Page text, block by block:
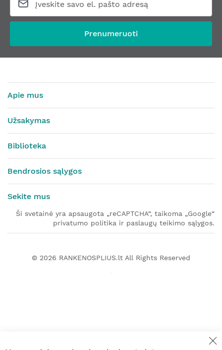
Prenumeruoti
Apie mus
Užsakymas
Biblioteka
Bendrosios sąlygos
Sekite mus
Ši svetainė yra apsaugota „reCAPTCHA“, taikoma „Google“
privatumo politika ir paslaugų teikimo sąlygos.
© 2026 RANKENOSPLIUS.lt All Rights Reserved